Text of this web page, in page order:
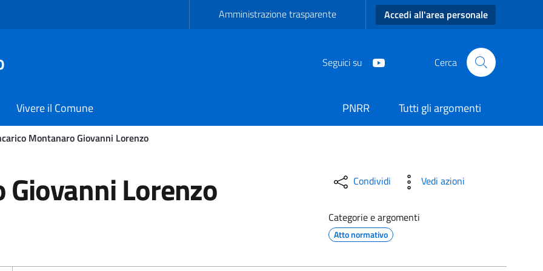
Amministrazione trasparente Accedi all'area personale
Seguici su Cerca
Vivere il Comune PNRR
Tutti gli argomenti
Montanaro Giovanni Lorenzo
Lorenzo - Comune di Carmiano
Lorenzo Condividi Vedi azioni
Categorie e argomenti
Atto normativo